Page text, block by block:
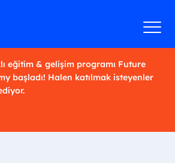
eğitim & gelişim programı Future
başladı! Halen katılmak isteyenler